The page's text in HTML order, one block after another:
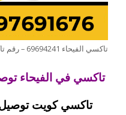
تاكسي الفيحاء 69694241 – رقم تاكسي في الفيحاء
تاكسي في الفيحاء
تاكسي كويت